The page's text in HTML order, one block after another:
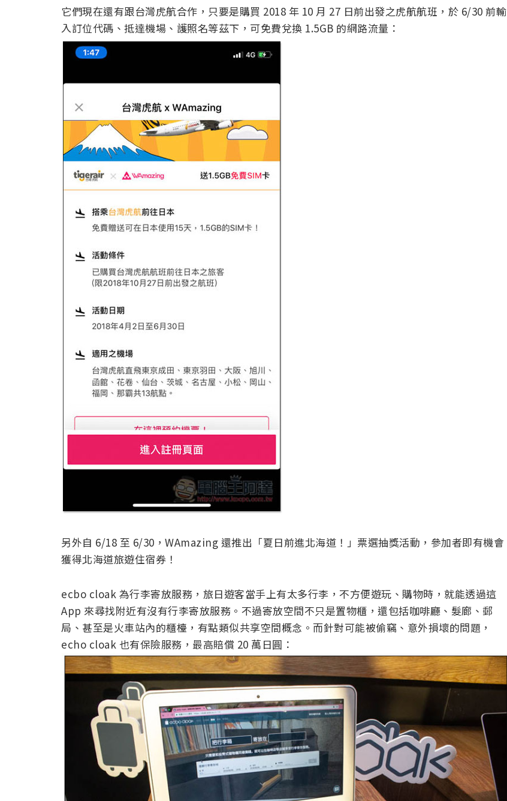
它們現在還有跟台灣虎航合作，只要是購買 2018 年 10 月 27 日前出發之虎航航班，於 6/30 前輸
入訂位代碼、抵達機場、護照名等茲下，可免費兌換 1.5GB 的網路流量：
另外自 6/18 至 6/30，WAmazing 還推出「夏日前進北海道！」票選抽獎活動，參加者即有機會
獲得北海道旅遊住宿券！
ecbo cloak 為行李寄放服務，旅日遊客當手上有太多行李，不方便遊玩、購物時，就能透過這
App 來尋找附近有沒有行李寄放服務。不過寄放空間不只是置物櫃，還包括咖啡廳、髮廊、郵
局、甚至是火車站內的櫃檯，有點類似共享空間概念。而針對可能被偷竊、意外損壞的問題，
echo cloak 也有保險服務，最高賠償 20 萬日圓：